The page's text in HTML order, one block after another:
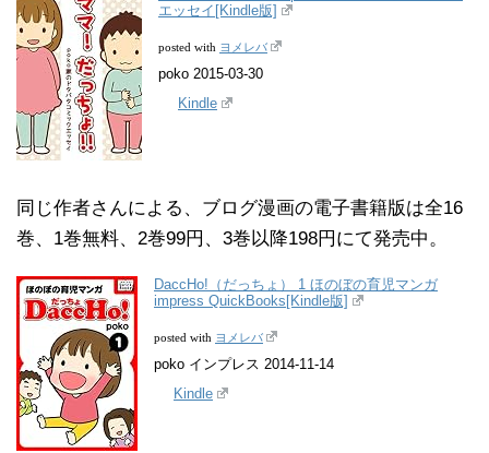
エッセイ[Kindle版]
posted with ヨメレバ
poko 2015-03-30
Kindle
同じ作者さんによる、ブログ漫画の電子書籍版は全16
巻、1巻無料、2巻99円、3巻以降198円にて発売中。
DaccHo!（だっちょ） 1 ほのぼの育児マンガ
impress QuickBooks[Kindle版]
posted with ヨメレバ
poko インプレス 2014-11-14
Kindle